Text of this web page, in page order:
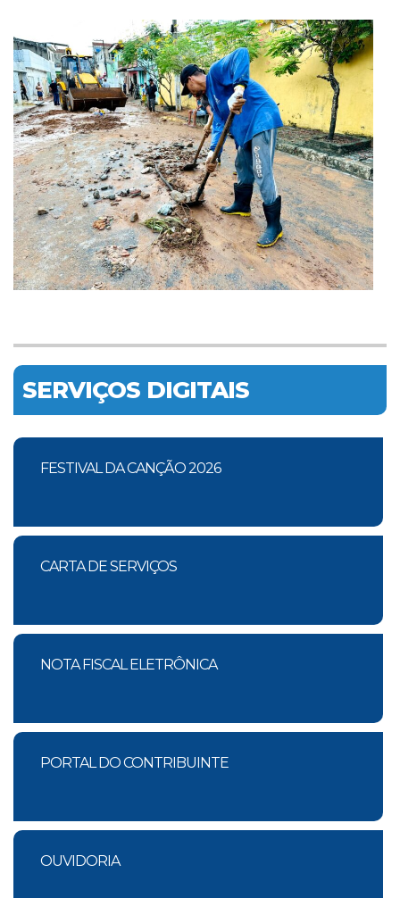
SERVIÇOS DIGITAIS
FESTIVAL DA CANÇÃO 2026
CARTA DE SERVIÇOS
NOTA FISCAL ELETRÔNICA
PORTAL DO CONTRIBUINTE
OUVIDORIA